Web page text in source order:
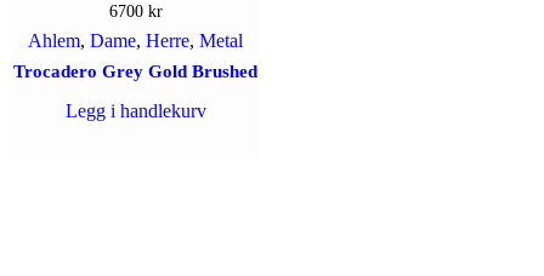
6700 kr
Ahlem,Dame,Herre,Metal
Trocadero Grey Gold Brushed
Legg i handlekurv